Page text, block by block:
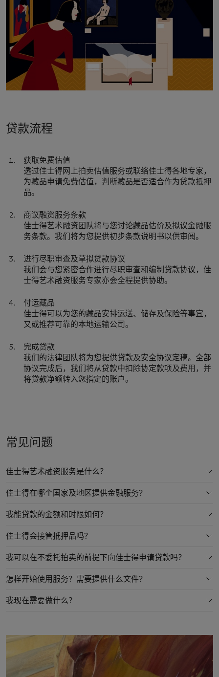
贷款流程
获取免费估值
透过佳士得网上拍卖估值服务或联络佳士得各地专家，
为藏品申请免费估值，判断藏品是否适合作为贷款抵押
品。
商议融资服务条款
佳士得艺术融资团队将与您讨论藏品估价及拟议金融服
务条款。我们将为您提供初步条款说明书以供审阅。
进行尽职审查及草拟贷款协议
我们会与您紧密合作进行尽职审查和编制贷款协议，佳
士得艺术融资服务专家亦会全程提供协助。
付运藏品
佳士得可以为您的藏品安排运送、储存及保险等事宜，
又或推荐可靠的本地运输公司。
完成贷款
我们的法律团队将为您提供贷款及安全协议定稿。全部
协议完成后，我们将从贷款中扣除协定款项及费用，并
将贷款净额转入您指定的账户。
常见问题
佳士得艺术融资服务是什么？
佳士得在哪个国家及地区提供金融服务？
我能贷款的金额和时限如何？
佳士得会接管抵押品吗？
我可以在不委托拍卖的前提下向佳士得申请贷款吗？
怎样开始使用服务？需要提供什么文件？
我现在需要做什么？